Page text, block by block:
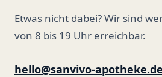
Etwas nicht dabei? Wir sind
von 8 bis 19 Uhr erreichbar.
hello@sanvivo-apotheke.de